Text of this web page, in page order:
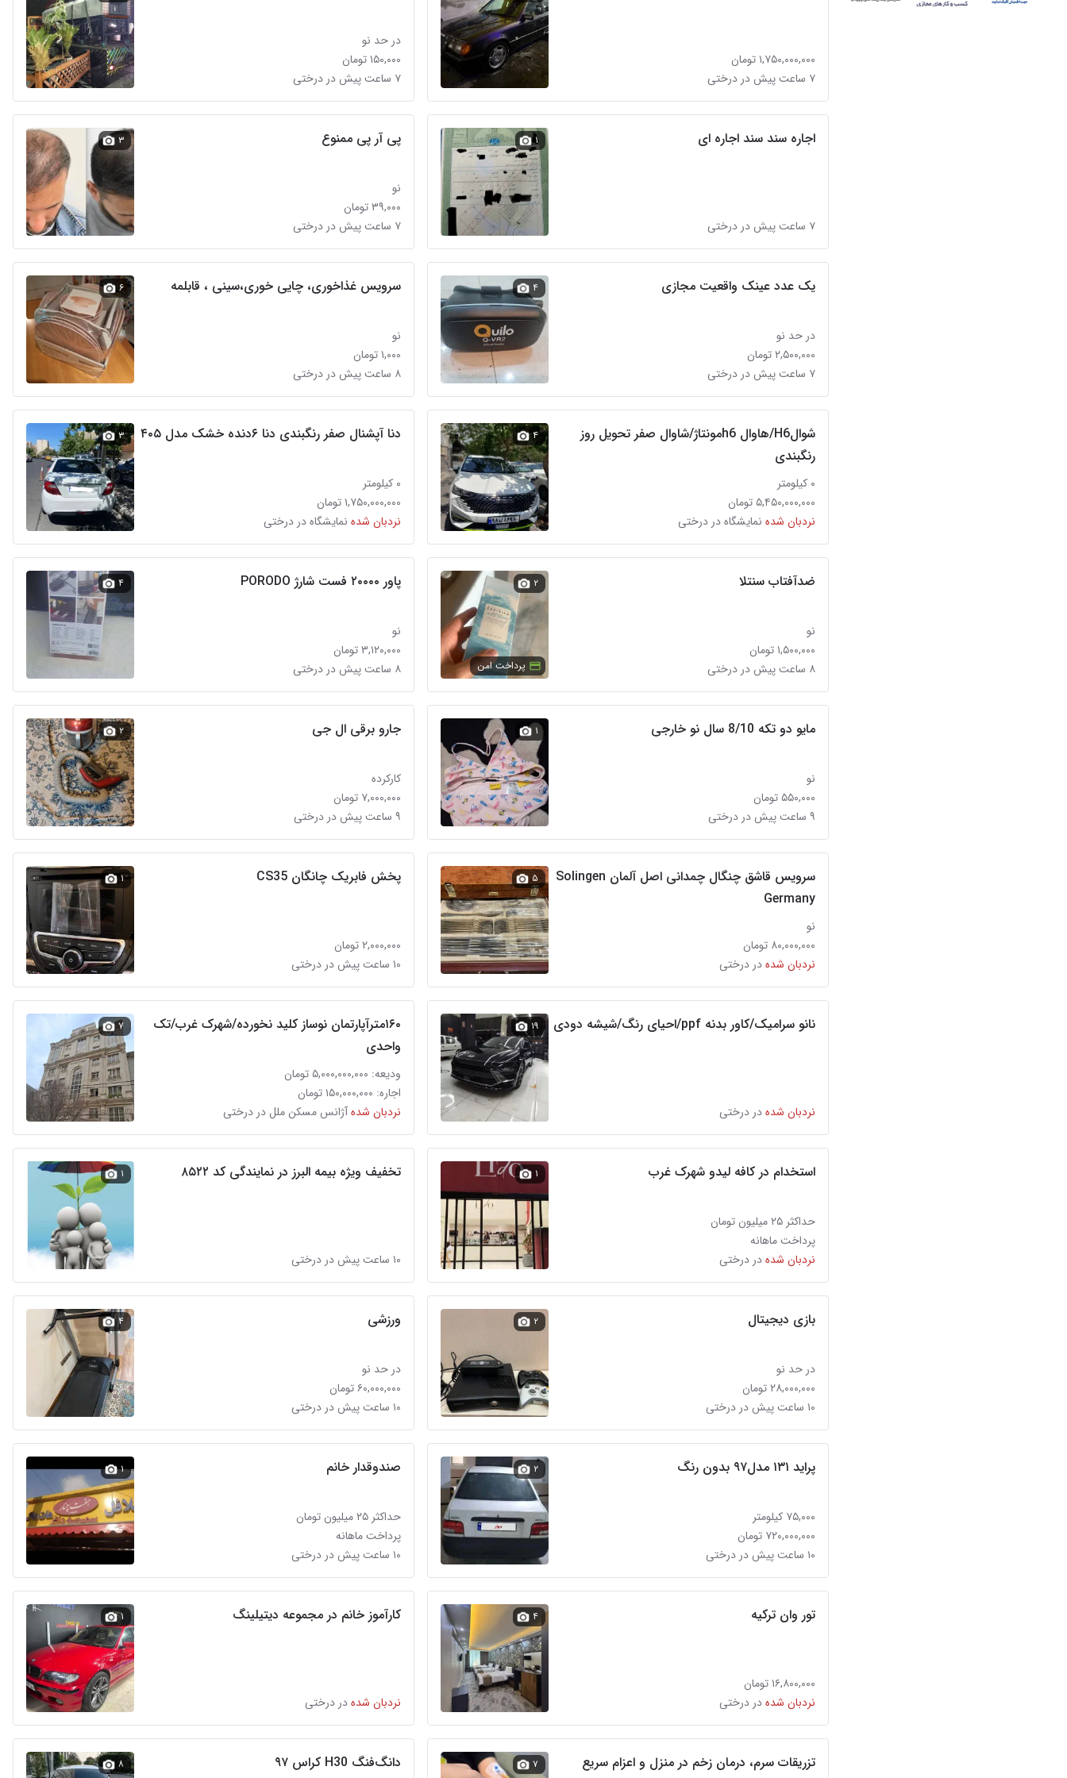
۱,۷۵۰,۰۰۰,۰۰۰ تومان
۷ ساعت پیش در درختی
در حد نو
۱۵۰,۰۰۰ تومان
۷ ساعت پیش در درختی
اجاره سند سند اجاره ای
۷ ساعت پیش در درختی
۱ پی آر پی ممنوع
نو
۳۹,۰۰۰ تومان
۷ ساعت پیش در درختی
۳
یک عدد عینک واقعیت مجازی
در حد نو
۲,۵۰۰,۰۰۰ تومان
۷ ساعت پیش در درختی
۴ سرویس غذاخوری، چایی خوری،سینی ، قابلمه
نو
۱,۰۰۰ تومان
۸ ساعت پیش در درختی
۶
شوالH6/هاوال h6مونتاژ/شاوال صفر تحویل روز
رنگبندی
۰ کیلومتر
۵,۴۵۰,۰۰۰,۰۰۰ تومان
نردبان شده نمایشگاه در درختی
۴ دنا آپشنال صفر رنگبندی دنا ۶دنده خشک مدل ۴۰۵
۰ کیلومتر
۱,۷۵۰,۰۰۰,۰۰۰ تومان
نردبان شده نمایشگاه در درختی
۳
ضدآفتاب سنتلا
نو
۱,۵۰۰,۰۰۰ تومان
۸ ساعت پیش در درختی
۲
پرداخت امن
پاور ۲۰۰۰۰ فست شارژ PORODO
نو
۳,۱۲۰,۰۰۰ تومان
۸ ساعت پیش در درختی
۴
مایو دو تکه 8/10 سال نو خارجی
نو
۵۵۰,۰۰۰ تومان
۹ ساعت پیش در درختی
۱ جارو برقی ال جی
کارکرده
۷,۰۰۰,۰۰۰ تومان
۹ ساعت پیش در درختی
۲
سرویس قاشق چنگال چمدانی اصل آلمان Solingen
Germany
نو
۸۰,۰۰۰,۰۰۰ تومان
نردبان شدهدر درختی
۵ پخش فابریک چانگان CS35
۲,۰۰۰,۰۰۰ تومان
۱۰ ساعت پیش در درختی
۱
نانو سرامیک/کاور بدنه ppf/احیای رنگ/شیشه دودی
نردبان شدهدر درختی
۱۹
۱۶۰مترآپارتمان نوساز کلید نخورده/شهرک غرب/تک
واحدی
ودیعه: ۵,۰۰۰,۰۰۰,۰۰۰ تومان
اجاره: ۱۵۰,۰۰۰,۰۰۰ تومان
نردبان شدهآژانس مسکن ملل در درختی
۷
استخدام در کافه لیدو شهرک غرب
حداکثر ۲۵ میلیون تومان
پرداخت ماهانه
نردبان شدهدر درختی
۱ تخفیف ویژه بیمه البرز در نمایندگی کد ۸۵۲۲
۱۰ ساعت پیش در درختی
۱
بازی دیجیتال
در حد نو
۲۸,۰۰۰,۰۰۰ تومان
۱۰ ساعت پیش در درختی
۲ ورزشی
در حد نو
۶۰,۰۰۰,۰۰۰ تومان
۱۰ ساعت پیش در درختی
۴
پراید ۱۳۱ مدل۹۷ بدون رنگ
۷۵,۰۰۰ کیلومتر
۷۲۰,۰۰۰,۰۰۰ تومان
۱۰ ساعت پیش در درختی
۲ صندوقدار خانم
حداکثر ۲۵ میلیون تومان
پرداخت ماهانه
۱۰ ساعت پیش در درختی
۱
تور وان ترکیه
۱۶,۸۰۰,۰۰۰ تومان
نردبان شدهدر درختی
۴ کارآموز خانم در مجموعه دیتیلینگ
نردبان شدهدر درختی
۱
تزریقات سرم، درمان زخم در منزل و اعزام سریع
۷ دانگ‌فنگ H30 کراس ۹۷ ۸